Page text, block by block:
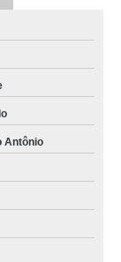
Antônio